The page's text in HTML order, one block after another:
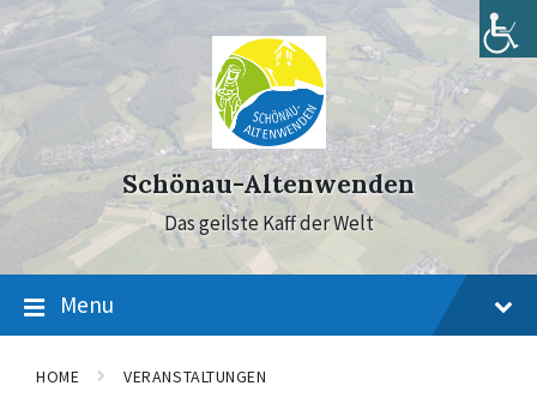
to
content
to
main
navigation
to
footer
Schönau-Altenwenden
Das geilste Kaff der Welt
Menu
HOME VERANSTALTUNGEN